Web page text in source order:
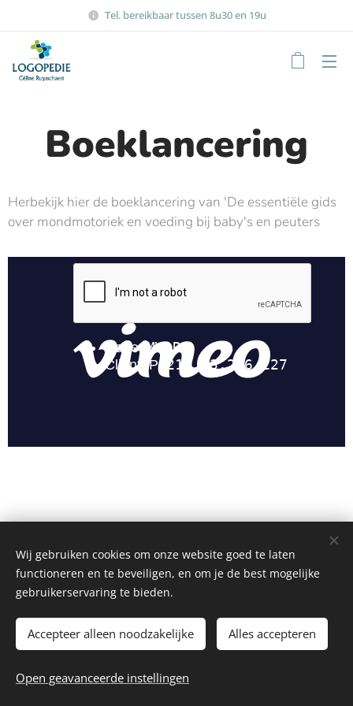
Tel. bereikbaar tussen 8u30 en 19u
Boeklancering
Herbekijk hier de boeklancering van 'De essentiële gids
over mondmotoriek en voeding bij baby's en peuters
volwassenen in ruime regio Avelgem, Oudenaarde, Kluisbergen,
Zwevegem, Bellegem, Kortrijk, Ronse, Vlaamse Ardennen
Wij gebruiken cookies om onze website goed te laten
functioneren en te beveiligen, en om je de best mogelijke
gebruikerservaring te bieden.
Accepteer alleen noodzakelijke Alles accepteren
Open geavanceerde instellingen